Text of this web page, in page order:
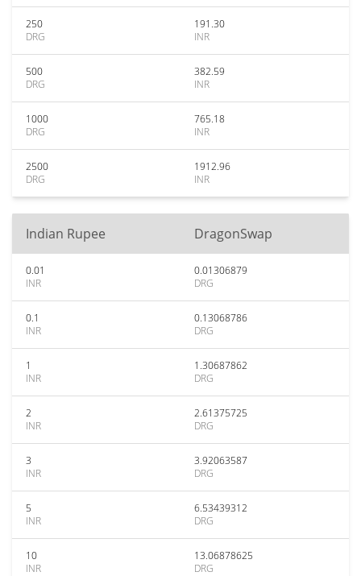
250
DRG
191.30
INR
500
DRG
382.59
INR
1000
DRG
765.18
INR
2500
DRG
1912.96
INR
Indian Rupee DragonSwap
0.01
INR
0.01306879
DRG
0.1
INR
0.13068786
DRG
1
INR
1.30687862
DRG
2
INR
2.61375725
DRG
3
INR
3.92063587
DRG
5
INR
6.53439312
DRG
10
INR
13.06878625
DRG